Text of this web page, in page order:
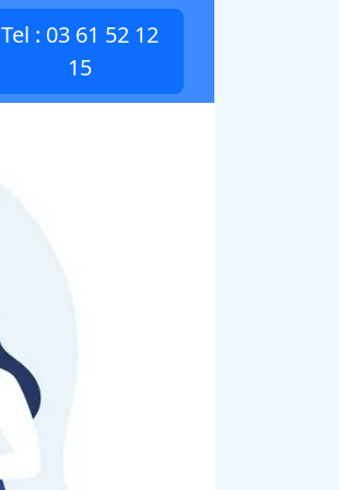
Tel : 03 61 52 12
15